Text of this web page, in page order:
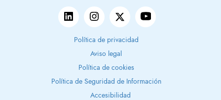
Política de privacidad
Aviso legal
Política de cookies
Política de Seguridad de Información
Accesibilidad